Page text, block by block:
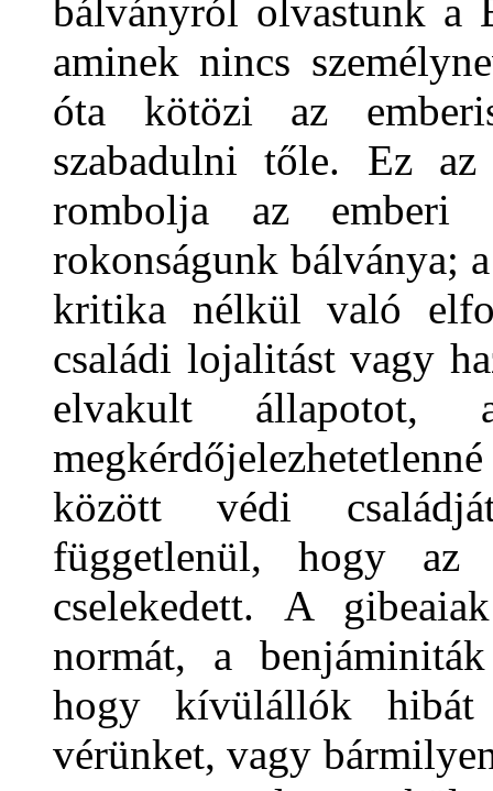
bálványról olvastunk a
aminek nincs
óta kötözi az
szabadulni tőle. Ez
rombolja az
rokonságunk bálványa;
kritika nélkül való
családi lojalitást vagy
elvakult állapotot,
között védi
függetlenül, hogy az
cselekedett. A
normát, a
hogy kívülállók
vérünket, vagy